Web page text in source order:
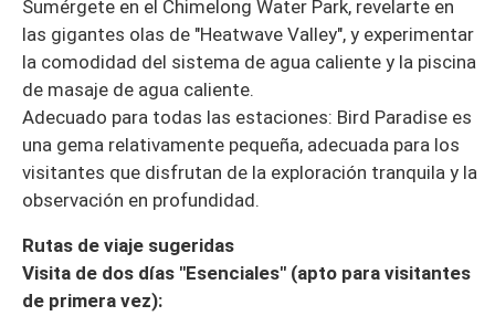
Sumérgete en el Chimelong Water Park, revelarte en
las gigantes olas de "Heatwave Valley", y experimentar
la comodidad del sistema de agua caliente y la piscina
de masaje de agua caliente.
Adecuado para todas las estaciones: Bird Paradise es
una gema relativamente pequeña, adecuada para los
visitantes que disfrutan de la exploración tranquila y la
observación en profundidad.
Rutas de viaje sugeridas
Visita de dos días "Esenciales" (apto para visitantes
de primera vez):